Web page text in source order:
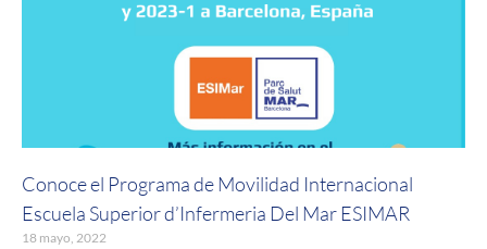
Conoce el Programa de Movilidad Internacional
Escuela Superior d’Infermeria Del Mar ESIMAR
18 mayo, 2022